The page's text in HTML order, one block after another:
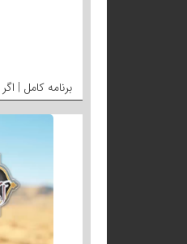
برنامه کامل | اگر زینب نبود |